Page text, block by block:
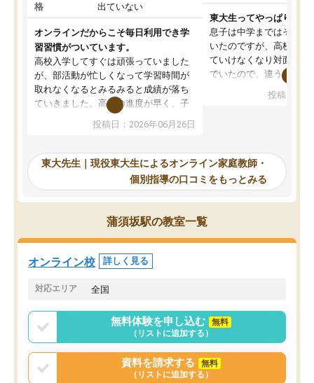
格
出ていない
オンラインだからこそ毎日利用でき学
習習慣がついています。
高校入学してすぐは頑張っていました
が、部活動が忙しくなって学習時間が
取れなくなるとみるみると成績が落ち
ていきました。高校の進度が早く、子
供も家に帰って勉強の話すると嫌な反
応を示します。東大先生にお願いして
れるので、親としても安心です。毎日
使える自習室とかもあり、わからない
ところがあれば先生が回答してくれる
のも重宝しています。
投稿日：2026年06月26日
東大生ってやっぱりすご
息子は中学まではそこそ
いたのですが、高校に入
ていけなくなり対面の塾
でいたので、違うアプロ
で、当初は模試でD判定
自習室が毎日使えていつ
るのが心強かったよう
謝です。
投稿日：
東大先生｜現役東大生によるオンライン家庭教師・
個別指導の口コミをもっとみる
蒲須坂駅の教室一覧
オンライン校 詳しく見る
対応エリア 全国
無料体験を申し込む
無料
（リストに追加する）
資料を請求する
無料
（リストに追加する）